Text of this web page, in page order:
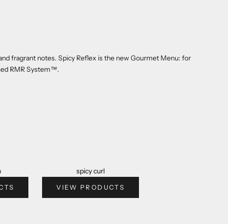
fragrant notes. Spicy Reflex is the new Gourmet Menu: for
RMR System™.
spicy curl
VIEW PRODUCTS